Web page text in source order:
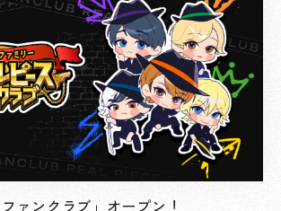
ァンクラブ」オープン！